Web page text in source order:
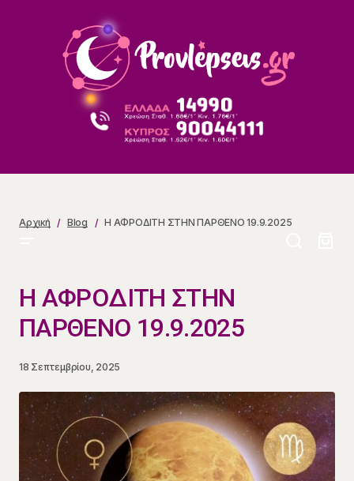
Αρχική Blog Η ΑΦΡΟΔΙΤΗ ΣΤΗΝ ΠΑΡΘΕΝΟ 19.9.2025
Η ΑΦΡΟΔΙΤΗ ΣΤΗΝ
ΠΑΡΘΕΝΟ 19.9.2025
18 Σεπτεμβρίου, 2025